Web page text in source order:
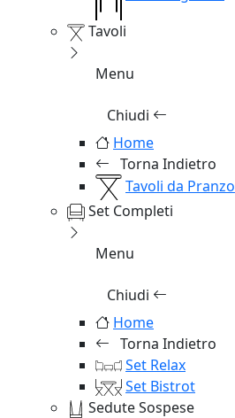
Tavoli
Menu
Chiudi
Home
Torna Indietro
Tavoli da Pranzo
Set Completi
Menu
Chiudi
Home
Torna Indietro
Set Relax
Set Bistrot
Sedute Sospese